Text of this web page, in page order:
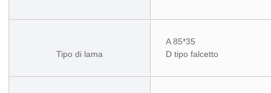
Tipo di lama
A 85*35
D tipo falcetto